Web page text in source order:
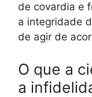
de covardia e
a integridade
de agir de
O que a
a